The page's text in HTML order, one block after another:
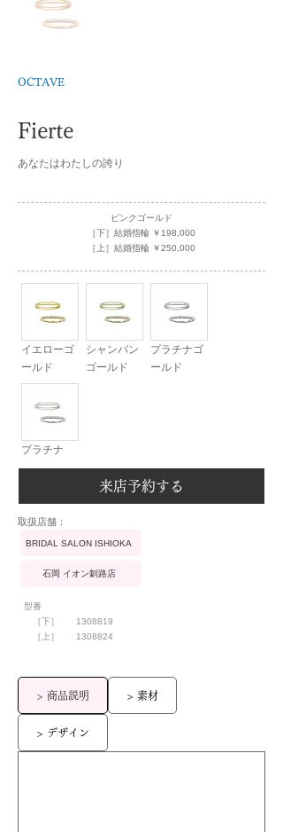
OCTAVE
Fierte
あなたはわたしの誇り
ピンクゴールド
［下］結婚指輪 ￥198,000
［上］結婚指輪 ￥250,000
イエローゴ
ールド
プラチナ
シャンパン
ゴールド
プラチナゴ
ールド
来店予約する
​取扱店舗：
BRIDAL SALON ISHIOKA
石岡 イオン釧路店
型番
［下］
［上］
1308819
1308824
> 商品説明 > 素材
> デザイン